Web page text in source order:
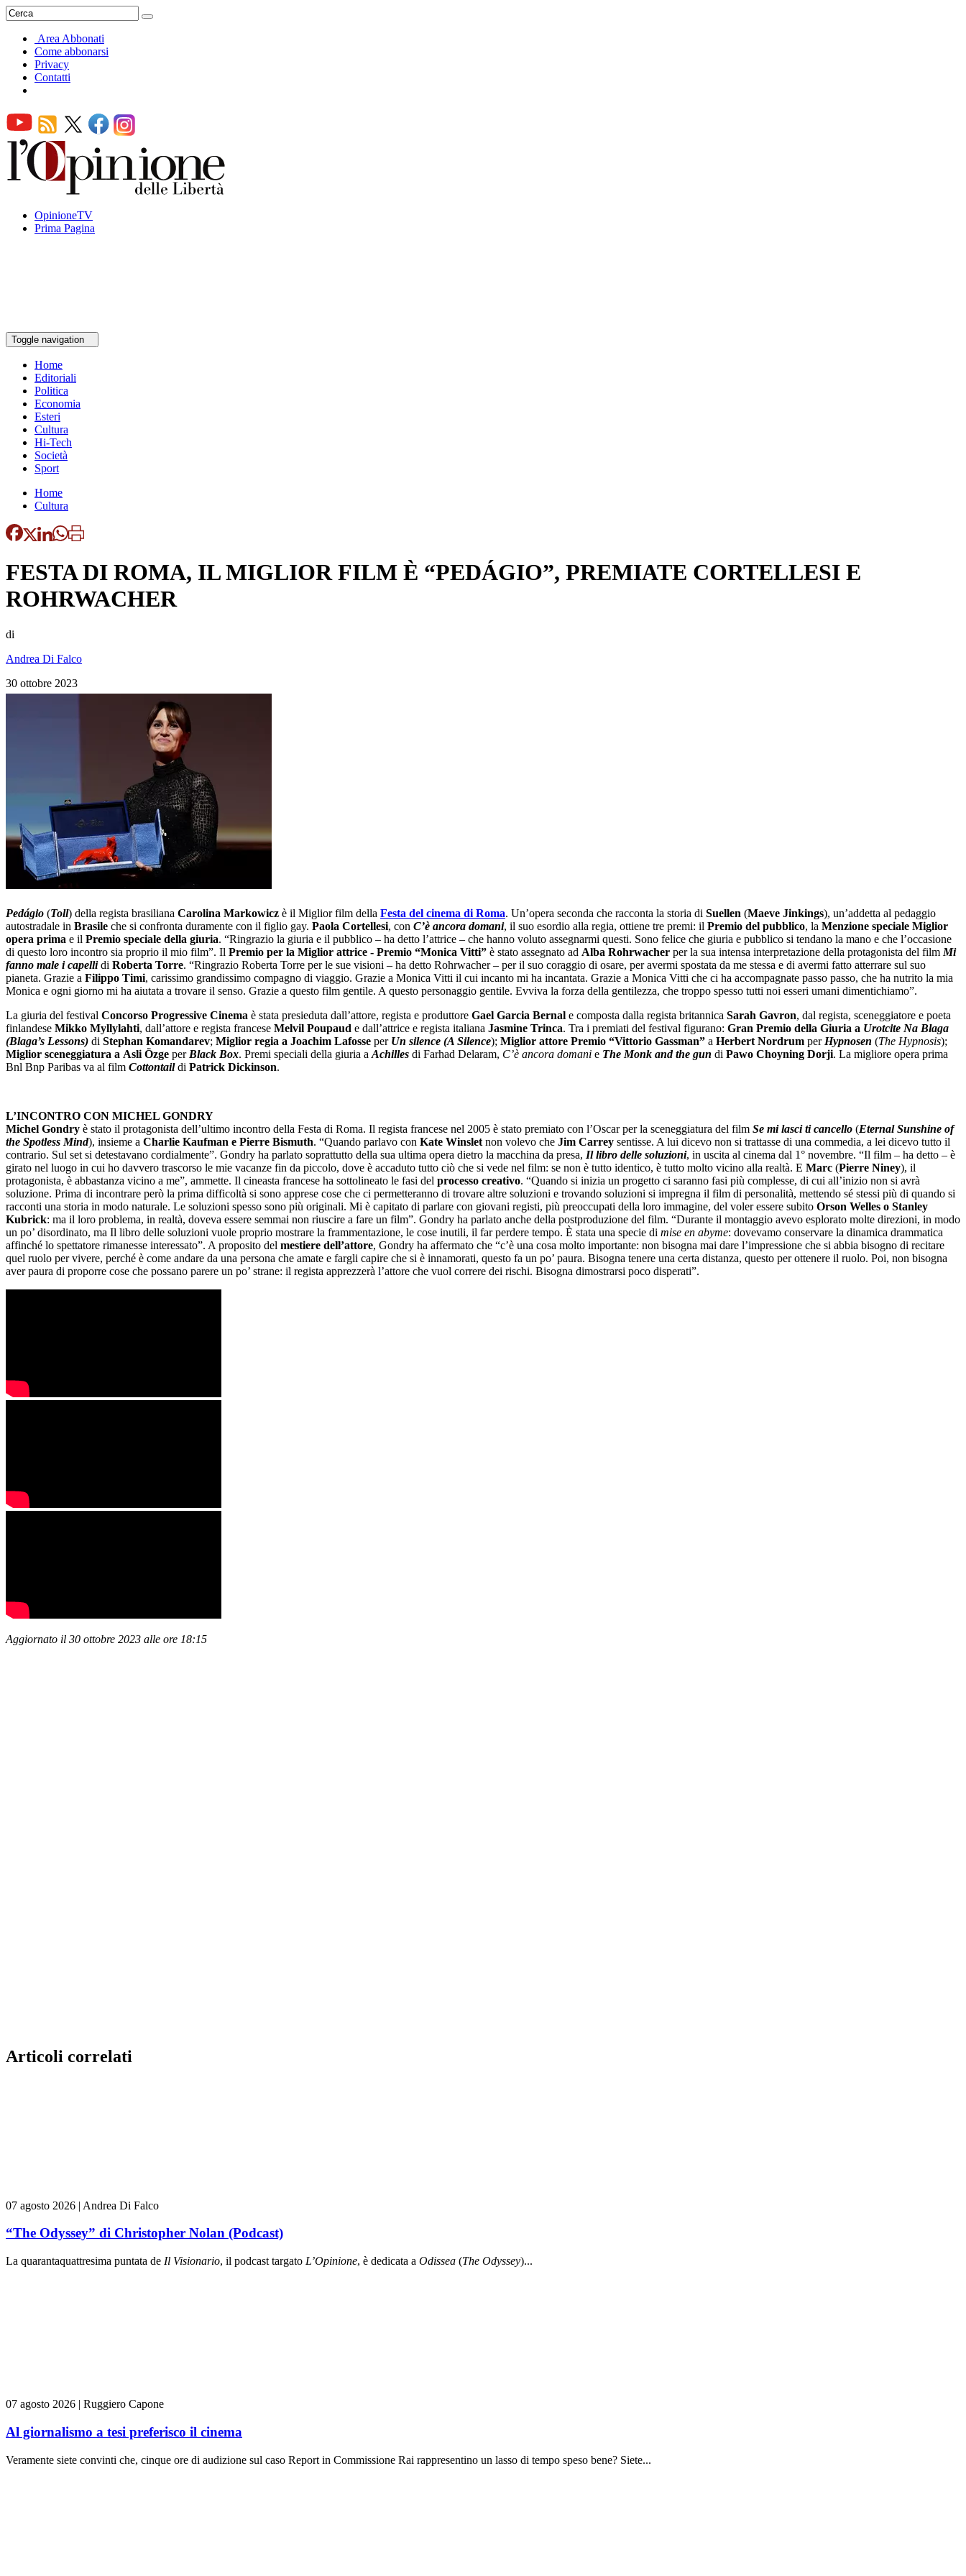
Area Abbonati
Come abbonarsi
Privacy
Contatti
OpinioneTV
Prima Pagina
Toggle navigation
Home
Editoriali
Politica
Economia
Esteri
Cultura
Hi-Tech
Società
Sport
Home
Cultura
FESTA DI ROMA, IL MIGLIOR FILM È “PEDÁGIO”, PREMIATE CORTELLESI E
ROHRWACHER
di
Andrea Di Falco
30 ottobre 2023
Pedágio (Toll) della regista brasiliana Carolina Markowicz è il Miglior film della Festa del cinema di Roma. Un’opera seconda che racconta la storia di Suellen (Maeve Jinkings), un’addetta al pedaggio
autostradale in Brasile che si confronta duramente con il figlio gay. Paola Cortellesi, con C’è ancora domani, il suo esordio alla regia, ottiene tre premi: il Premio del pubblico, la Menzione speciale Miglior
opera prima e il Premio speciale della giuria. “Ringrazio la giuria e il pubblico – ha detto l’attrice – che hanno voluto assegnarmi questi. Sono felice che giuria e pubblico si tendano la mano e che l’occasione
di questo loro incontro sia proprio il mio film”. Il Premio per la Miglior attrice - Premio “Monica Vitti” è stato assegnato ad Alba Rohrwacher per la sua intensa interpretazione della protagonista del film Mi
fanno male i capellidi Roberta Torre. “Ringrazio Roberta Torre per le sue visioni – ha detto Rohrwacher – per il suo coraggio di osare, per avermi spostata da me stessa e di avermi fatto atterrare sul suo
pianeta. Grazie a Filippo Timi, carissimo grandissimo compagno di viaggio. Grazie a Monica Vitti il cui incanto mi ha incantata. Grazie a Monica Vitti che ci ha accompagnate passo passo, che ha nutrito la mia
Monica e ogni giorno mi ha aiutata a trovare il senso. Grazie a questo film gentile. A questo personaggio gentile. Evviva la forza della gentilezza, che troppo spesso tutti noi esseri umani dimentichiamo”.
La giuria del festival Concorso Progressive Cinema è stata presieduta dall’attore, regista e produttore Gael Garcia Bernal e composta dalla regista britannica Sarah Gavron, dal regista, sceneggiatore e poeta
finlandese Mikko Myllylahti, dall’attore e regista francese Melvil Poupaud e dall’attrice e regista italiana Jasmine Trinca. Tra i premiati del festival figurano: Gran Premio della Giuria a Urotcite Na Blaga
(Blaga’s Lessons) di Stephan Komandarev; Miglior regia a Joachim Lafosse per Un silence (A Silence); Miglior attore Premio “Vittorio Gassman” a Herbert Nordrum per Hypnosen (The Hypnosis);
Miglior sceneggiatura a Asli Özge per Black Box. Premi speciali della giuria a Achilles di Farhad Delaram, C’è ancora domani e The Monk and the gun di Pawo Choyning Dorji. La migliore opera prima
Bnl Bnp Paribas va al film Cottontaildi Patrick Dickinson.
L’INCONTRO CON MICHEL GONDRY
Michel Gondry è stato il protagonista dell’ultimo incontro della Festa di Roma. Il regista francese nel 2005 è stato premiato con l’Oscar per la sceneggiatura del film Se mi lasci ti cancello (Eternal Sunshine of
the Spotless Mind), insieme a Charlie Kaufman e Pierre Bismuth. “Quando parlavo con Kate Winslet non volevo che Jim Carrey sentisse. A lui dicevo non si trattasse di una commedia, a lei dicevo tutto il
contrario. Sul set si detestavano cordialmente”. Gondry ha parlato soprattutto della sua ultima opera dietro la macchina da presa, Il libro delle soluzioni, in uscita al cinema dal 1° novembre. “Il film – ha detto – è
girato nel luogo in cui ho davvero trascorso le mie vacanze fin da piccolo, dove è accaduto tutto ciò che si vede nel film: se non è tutto identico, è tutto molto vicino alla realtà. E Marc (Pierre Niney), il
protagonista, è abbastanza vicino a me”, ammette. Il cineasta francese ha sottolineato le fasi del processo creativo. “Quando si inizia un progetto ci saranno fasi più complesse, di cui all’inizio non si avrà
soluzione. Prima di incontrare però la prima difficoltà si sono apprese cose che ci permetteranno di trovare altre soluzioni e trovando soluzioni si impregna il film di personalità, mettendo sé stessi più di quando si
racconti una storia in modo naturale. Le soluzioni spesso sono più originali. Mi è capitato di parlare con giovani registi, più preoccupati della loro immagine, del voler essere subito Orson Welles o Stanley
Kubrick: ma il loro problema, in realtà, doveva essere semmai non riuscire a fare un film”. Gondry ha parlato anche della postproduzione del film. “Durante il montaggio avevo esplorato molte direzioni, in modo
un po’ disordinato, ma Il libro delle soluzioni vuole proprio mostrare la frammentazione, le cose inutili, il far perdere tempo. È stata una specie di mise en abyme: dovevamo conservare la dinamica drammatica
affinché lo spettatore rimanesse interessato”. A proposito del mestiere dell’attore, Gondry ha affermato che “c’è una cosa molto importante: non bisogna mai dare l’impressione che si abbia bisogno di recitare
quel ruolo per vivere, perché è come andare da una persona che amate e fargli capire che si è innamorati, questo fa un po’ paura. Bisogna tenere una certa distanza, questo per ottenere il ruolo. Poi, non bisogna
aver paura di proporre cose che possano parere un po’ strane: il regista apprezzerà l’attore che vuol correre dei rischi. Bisogna dimostrarsi poco disperati”.
Aggiornato il 30 ottobre 2023 alle ore 18:15
Articoli correlati
07 agosto 2026 | Andrea Di Falco
“The Odyssey” di Christopher Nolan (Podcast)
La quarantaquattresima puntata de Il Visionario, il podcast targato L’Opinione, è dedicata a Odissea (The Odyssey)...
07 agosto 2026 | Ruggiero Capone
Al giornalismo a tesi preferisco il cinema
Veramente siete convinti che, cinque ore di audizione sul caso Report in Commissione Rai rappresentino un lasso di tempo speso bene? Siete...